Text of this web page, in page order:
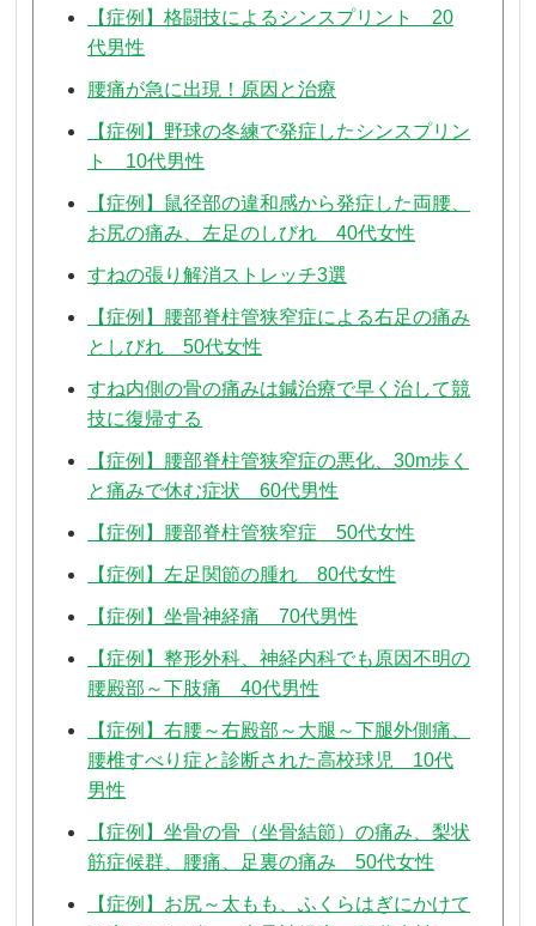
【症例】格闘技によるシンスプリント 20
代男性
腰痛が急に出現！原因と治療
【症例】野球の冬練で発症したシンスプリン
ト 10代男性
【症例】鼠径部の違和感から発症した両腰、
お尻の痛み、左足のしびれ 40代女性
すねの張り解消ストレッチ3選
【症例】腰部脊柱管狭窄症による右足の痛み
としびれ 50代女性
すね内側の骨の痛みは鍼治療で早く治して競
技に復帰する
【症例】腰部脊柱管狭窄症の悪化、30m歩く
と痛みで休む症状 60代男性
【症例】腰部脊柱管狭窄症 50代女性
【症例】左足関節の腫れ 80代女性
【症例】坐骨神経痛 70代男性
【症例】整形外科、神経内科でも原因不明の
腰殿部～下肢痛 40代男性
【症例】右腰～右殿部～大腿～下腿外側痛、
腰椎すべり症と診断された高校球児 10代
男性
【症例】坐骨の骨（坐骨結節）の痛み、梨状
筋症候群、腰痛、足裏の痛み 50代女性
【症例】お尻～太もも、ふくらはぎにかけて